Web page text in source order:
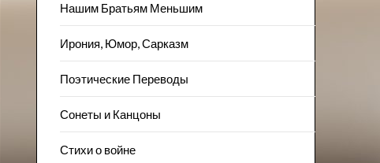
Нашим Братьям Меньшим
Ирония, Юмор, Сарказм
Поэтические Переводы
Сонеты и Канцоны
Стихи о войне